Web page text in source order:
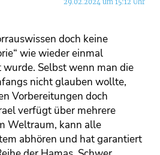
doch keine
wie wieder einmal
Selbst wenn man die
nicht glauben wollte,
Vorbereitungen doch
verfügt über mehrere
Weltraum, kann alle
abhören und hat garantiert